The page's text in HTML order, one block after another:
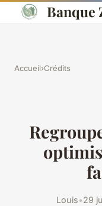
Banque
Accueil›Crédits
Louis•29